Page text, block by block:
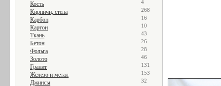
Кость 4
Кирпичи, стена 268
Карбон 16
Картон 10
Ткань 43
Бетон 26
Фольга 28
Золото 46
Гранит 131
Железо и метал 153
Джинсы 32